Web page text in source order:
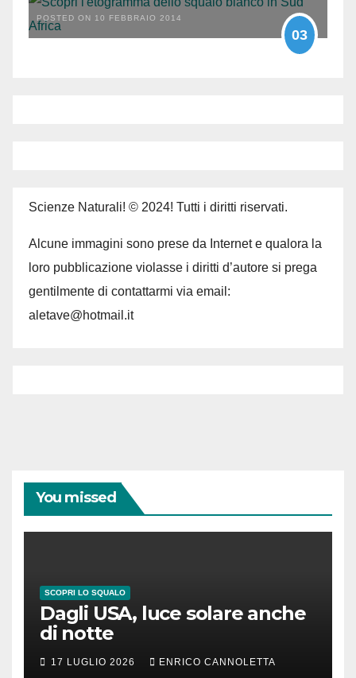
POSTED ON 10 FEBBRAIO 2014
03
Scienze Naturali! © 2024! Tutti i diritti riservati.
Alcune immagini sono prese da Internet e qualora la
loro pubblicazione violasse i diritti d’autore si prega
gentilmente di contattarmi via email:
aletave@hotmail.it
You missed
SCOPRI LO SQUALO
Dagli USA, luce solare anche
di notte
17 LUGLIO 2026 ENRICO CANNOLETTA